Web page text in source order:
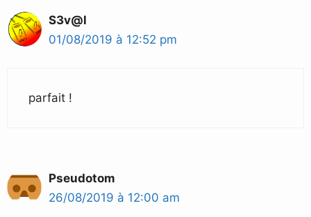
S3v@l
01/08/2019 à 12:52 pm
parfait !
Pseudotom
26/08/2019 à 12:00 am